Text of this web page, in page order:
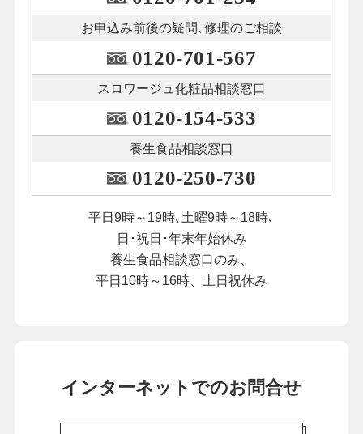
お申込み前後の疑問､修理のご相談
0120-701-567
スロワージュ化粧品相談窓口
0120-154-533
養生食品相談窓口
0120-250-730
平日9時～19時､土曜9時～18時､
日･祝日･年末年始休み
養生食品相談窓口のみ、
平日10時～16時、土日祝休み
インターネットでのお問合せ